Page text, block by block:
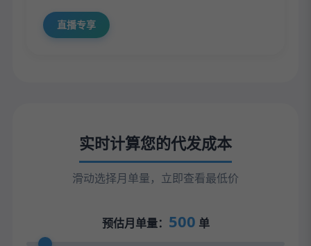
直播专享
实时计算您的代发成本
滑动选择月单量，立即查看最低价
预估月单量： 500 单